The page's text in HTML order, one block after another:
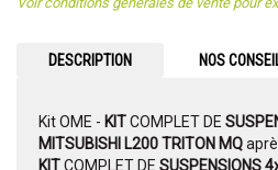
DESCRIPTION NOS
Kit OME - KITCOMPLET DE
MITSUBISHI L200 TRITON MQ
KITCOMPLET DE SUSPENSIONS